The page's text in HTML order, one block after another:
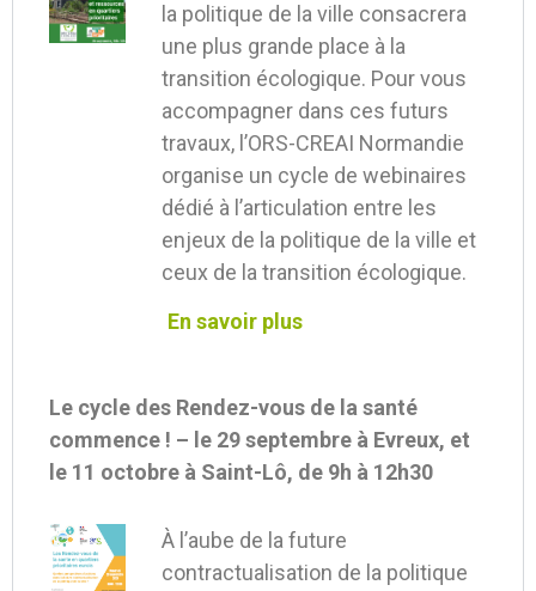
la politique de la ville consacrera
une plus grande place à la
transition écologique. Pour vous
accompagner dans ces futurs
travaux, l’ORS-CREAI Normandie
organise un cycle de webinaires
dédié à l’articulation entre les
enjeux de la politique de la ville et
ceux de la transition écologique.
En savoir plus
Le cycle des Rendez-vous de la santé
commence ! – le 29 septembre à Evreux, et
le 11 octobre à Saint-Lô, de 9h à 12h30
À l’aube de la future
contractualisation de la politique